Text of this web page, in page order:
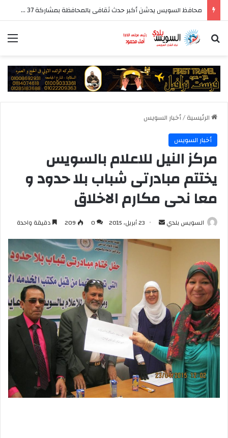
محافظ السويس يدشن أكبر حدث ثقافى بالمحافظة بمشاركة 37 دار نشر مصرية
بحث عن
الرئيسية/أخبار السويس
أخبار السويس
مركز النيل للاعلام بالسويس
يختتم مبادرتى شباب بلا حدود و
معا نحى مكارم الاخلاق
السويس بلدي
أرسل
إلكترونيا
23 أبريل، 2015 0
209 دقيقة واحدة